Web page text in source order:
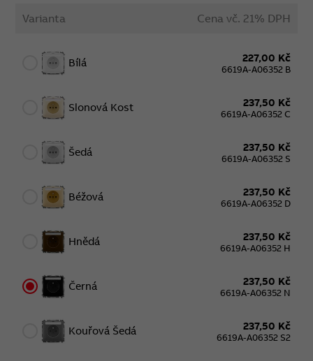
Varianta Cena vč. 21% DPH
Bílá 227,00 Kč
6619A-A06352 B
Slonová Kost 237,50 Kč
6619A-A06352 C
Šedá 237,50 Kč
6619A-A06352 S
Béžová 237,50 Kč
6619A-A06352 D
Hnědá 237,50 Kč
6619A-A06352 H
Černá 237,50 Kč
6619A-A06352 N
Kouřová Šedá 237,50 Kč
6619A-A06352 S2